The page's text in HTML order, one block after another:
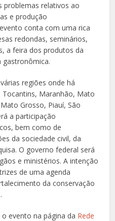
problemas relativos ao
e produção
conta com uma rica
redondas, seminários,
a feira dos produtos da
gastronômica.
regiões onde há
Tocantins, Maranhão, Mato
Grosso, Piauí, São
a participação
bem como de
da sociedade civil, da
O governo federal será
e ministérios. A intenção
de uma agenda
da conservação
evento na página da Rede